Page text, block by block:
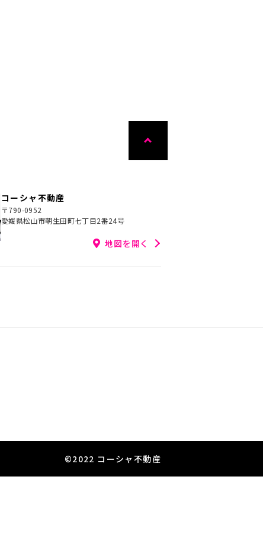
コーシャ不動産
〒790-0952
愛媛県松山市朝生田町七丁目2番24号
地図を開く
©2022 コーシャ不動産